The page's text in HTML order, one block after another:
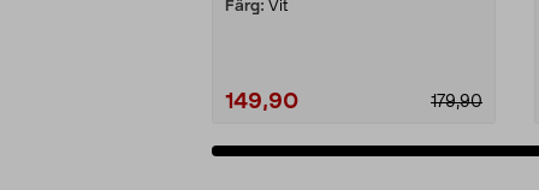
Färg: Vit
149,90 179,90